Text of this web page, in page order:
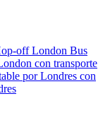
off London Bus
con transporte
por Londres con